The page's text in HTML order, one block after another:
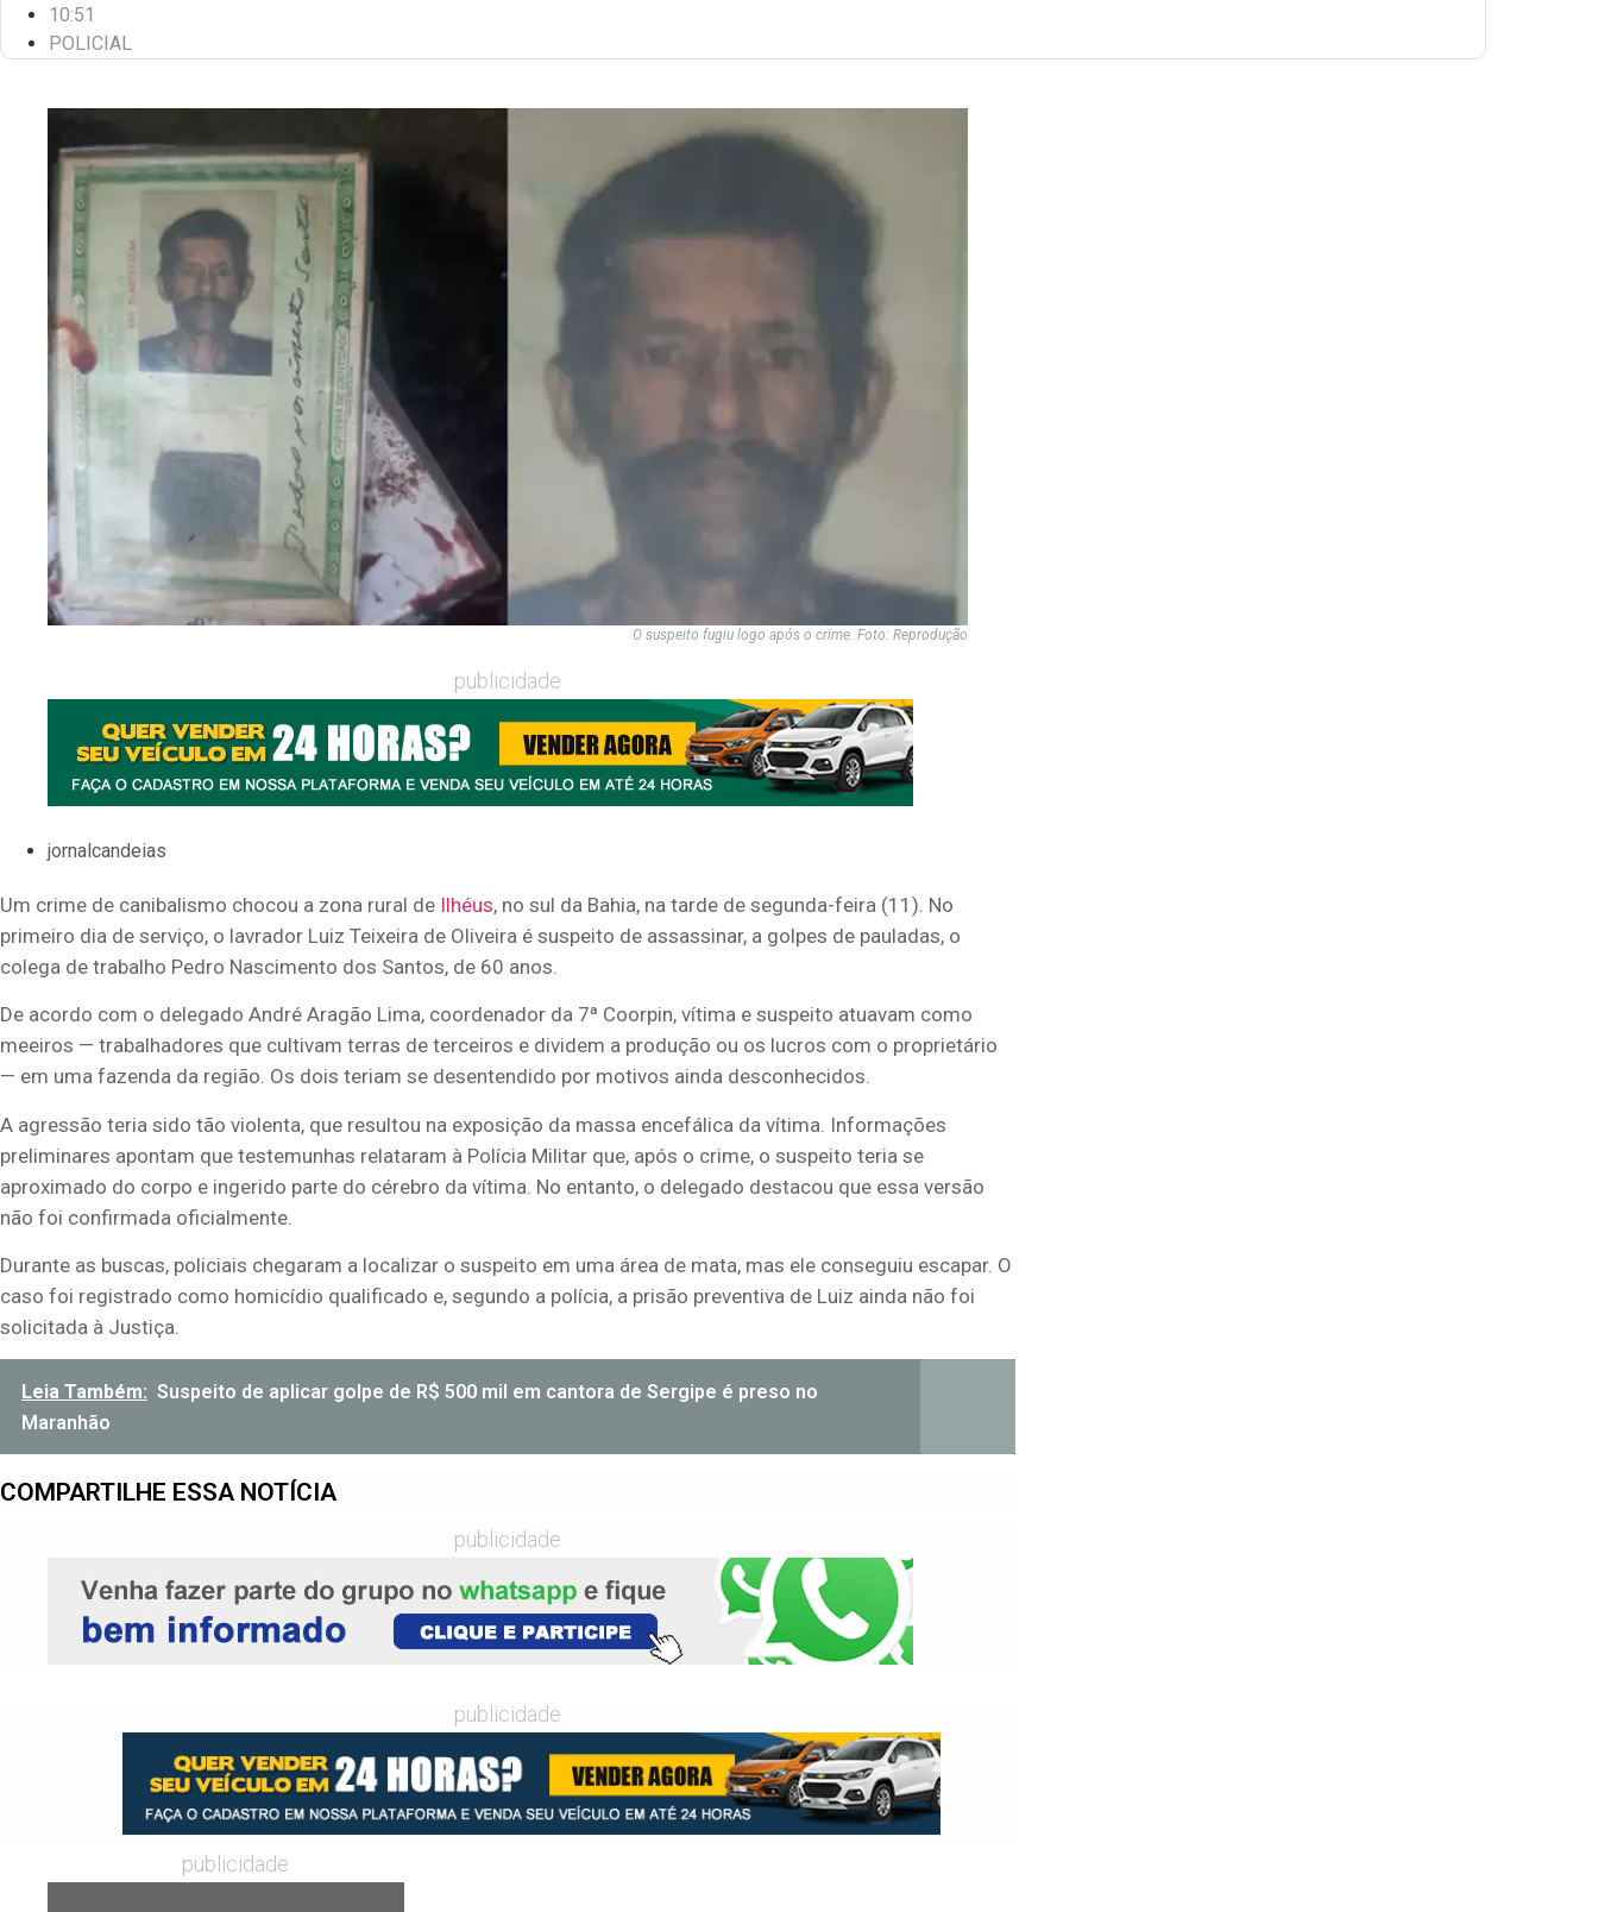
10:51
POLICIAL
O suspeito fugiu logo após o crime. Foto: Reprodução
publicidade
jornalcandeias
Um crime de canibalismo chocou a zona rural de Ilhéus, no sul da Bahia, na tarde de segunda-feira (11). No
primeiro dia de serviço, o lavrador Luiz Teixeira de Oliveira é suspeito de assassinar, a golpes de pauladas, o
colega de trabalho Pedro Nascimento dos Santos, de 60 anos.
De acordo com o delegado André Aragão Lima, coordenador da 7ª Coorpin, vítima e suspeito atuavam como
meeiros — trabalhadores que cultivam terras de terceiros e dividem a produção ou os lucros com o proprietário
— em uma fazenda da região. Os dois teriam se desentendido por motivos ainda desconhecidos.
A agressão teria sido tão violenta, que resultou na exposição da massa encefálica da vítima. Informações
preliminares apontam que testemunhas relataram à Polícia Militar que, após o crime, o suspeito teria se
aproximado do corpo e ingerido parte do cérebro da vítima. No entanto, o delegado destacou que essa versão
não foi confirmada oficialmente.
Durante as buscas, policiais chegaram a localizar o suspeito em uma área de mata, mas ele conseguiu escapar. O
caso foi registrado como homicídio qualificado e, segundo a polícia, a prisão preventiva de Luiz ainda não foi
solicitada à Justiça.
Leia Também: Suspeito de aplicar golpe de R$ 500 mil em cantora de Sergipe é preso no
Maranhão
COMPARTILHE ESSA NOTÍCIA
publicidade
publicidade
publicidade